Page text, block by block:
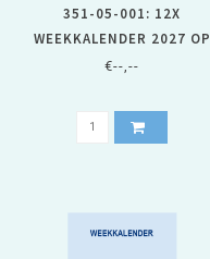
351-05-001: 12X
WEEKKALENDER 2027 OP
DESSIN SCHILD
€--,--